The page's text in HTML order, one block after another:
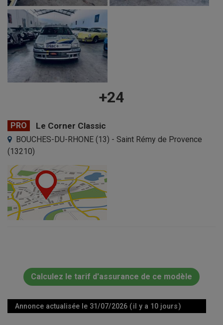
+24
PRO Le Corner Classic
BOUCHES-DU-RHONE (13) - Saint Rémy de Provence
(13210)
Calculez le tarif d'assurance de ce modèle
Annonce actualisée le 31/07/2026 ( il y a 10 jours )